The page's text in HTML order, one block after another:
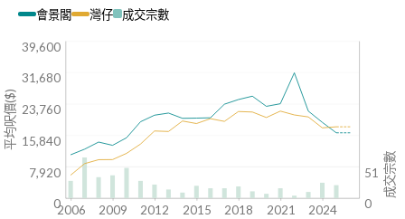
會景閣 灣仔 成交宗數
51
0
2006 2009 2012 2015 2018 2021 2024
成交宗數
39,600
31,680
23,760
15,840
7,920
0
平均呎價($)